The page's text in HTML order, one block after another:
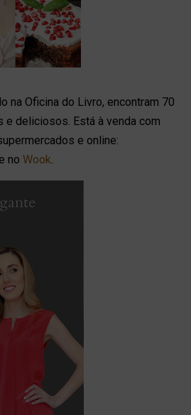
na Oficina do Livro, encontram 70
deliciosos. Está à venda com
e online:
e noWook.